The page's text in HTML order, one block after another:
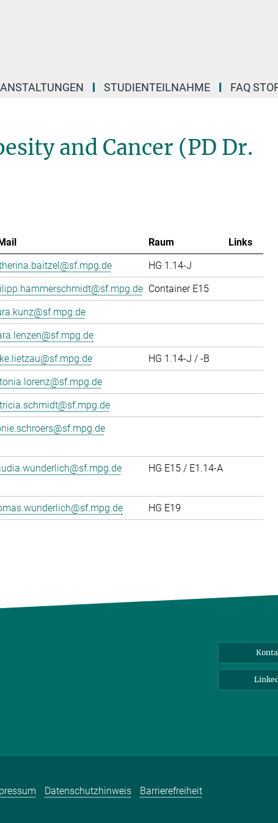
STUDIENTEILNAHME FAQ
and Cancer (PD Dr.
Raum
Links
HG 1.14-J
Container E15
HG 1.14-J / -B
HG E15 / E1.14-A
HG E19
Datenschutzhinweis Barrierefreiheit